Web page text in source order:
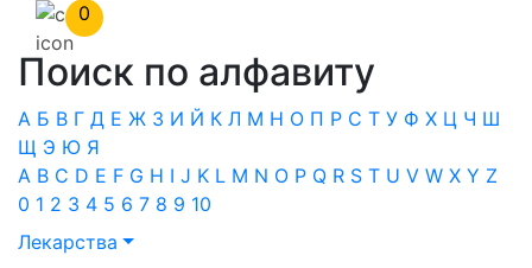
0
Поиск по алфавиту
А Б В Г Д Е Ж З И Й К Л М Н О П Р С Т У Ф Х Ц Ч Ш
Щ Э Ю Я
A B C D E F G H I J K L M N O P Q R S T U V W X Y Z
0 1 2 3 4 5 6 7 8 9 10
Лекарства